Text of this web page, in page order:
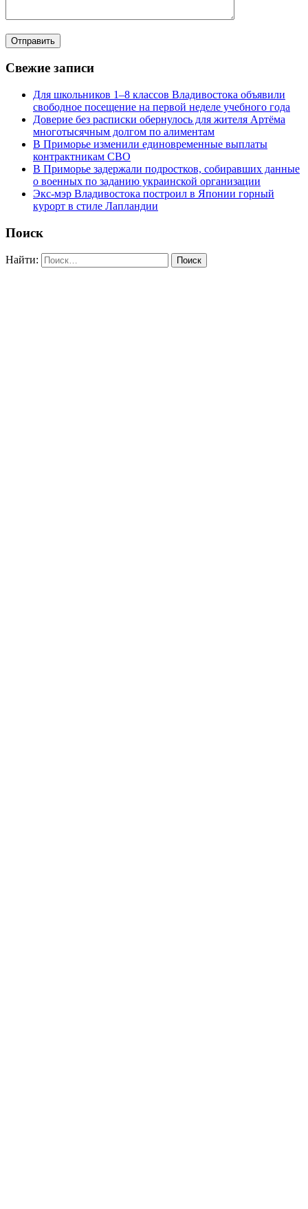
Свежие записи
Для школьников 1–8 классов Владивостока объявили
свободное посещение на первой неделе учебного года
Доверие без расписки обернулось для жителя Артёма
многотысячным долгом по алиментам
В Приморье изменили единовременные выплаты
контрактникам СВО
В Приморье задержали подростков, собиравших данные
о военных по заданию украинской организации
Экс-мэр Владивостока построил в Японии горный
курорт в стиле Лапландии
Поиск
Найти: